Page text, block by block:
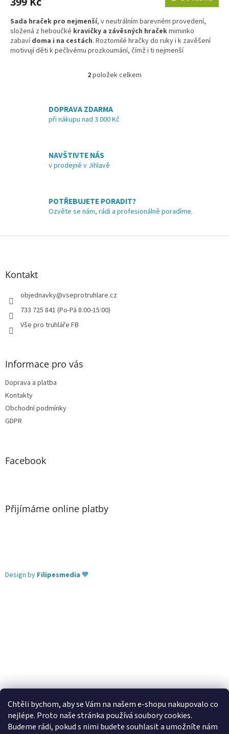
Chtěli bychom, aby se Vám na našem e-shopu nakupovalo co
nejlépe. Proto naše stránka používá soubory cookies.
Budeme rádi, pokud s nimi budete souhlasit a umožníte nám
Sada hraček pro nejmenší, v neutrálním barevném provedení,
složená z heboučké kravičky a závěsných hračekmiminko
zabavídoma i na cestách. Roztomilé hračky do ruky i k zavěšení
motivují děti k pečlivému prozkoumání, čímž i ti nejmenší
O
d
y
v
ý
i
2položek celkem
DOPRAVA ZDARMA
při nákupu nad 3 000 Kč
NAVŠTIVTE NÁS
v prodejně v Jihlavě
POTŘEBUJETE PORADIT?
Ozvěte se nám, rádi a profesionálně poradíme.
Z
Kontakt
objednavky@vseprotruhlare.cz
733 725 841 (Po-Pá 8:00-15:00)
Vše pro truhláře FB
Informace pro vás
Doprava a platba
Kontakty
Obchodní podmínky
GDPR
Facebook
Přijímáme online platby
Design by Filipesmedia 🧡
Lekva nábytek ubytování pod Pálavou kování Tulip
úchytky Gamet
úchytky Siro Blum - perfecting motion